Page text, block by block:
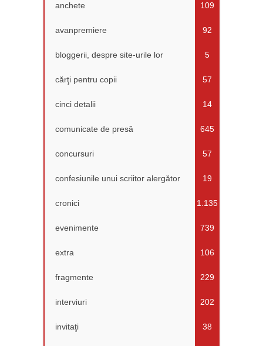
anchete 109
avanpremiere 92
bloggerii, despre site-urile lor 5
cărţi pentru copii 57
cinci detalii 14
comunicate de presă 645
concursuri 57
confesiunile unui scriitor alergător 19
cronici 1.135
evenimente 739
extra 106
fragmente 229
interviuri 202
invitaţi 38